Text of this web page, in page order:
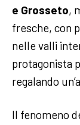
e Grosseto,
fresche, con
nelle valli
protagonista
regalando
Il fenomeno